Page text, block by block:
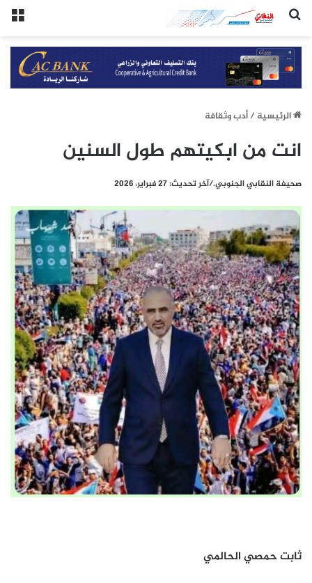
(النقابي الجنوبي:/خاص.)
الرئيسيِة/أدب وثقافة
انت من ابكيتهم طول السنين
صحيفة النقابي الجنوبي./آخر تحديث: 27 فبراير، 2026
ثابت حمصي الحالمي